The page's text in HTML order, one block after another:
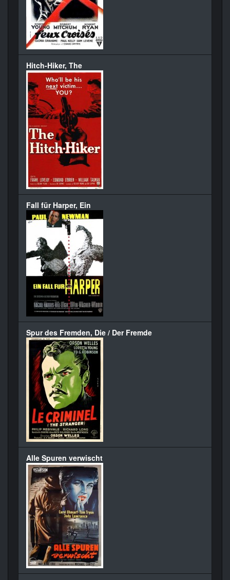
Hitch-Hiker, The
Fall für Harper, Ein
Spur des Fremden, Die / Der Fremde
Alle Spuren verwischt